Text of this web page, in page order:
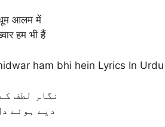
आलम में
हम भी हैं
ham bhi hein Lyrics In Urdu
نگاہِ لطف
دیے ہوئے